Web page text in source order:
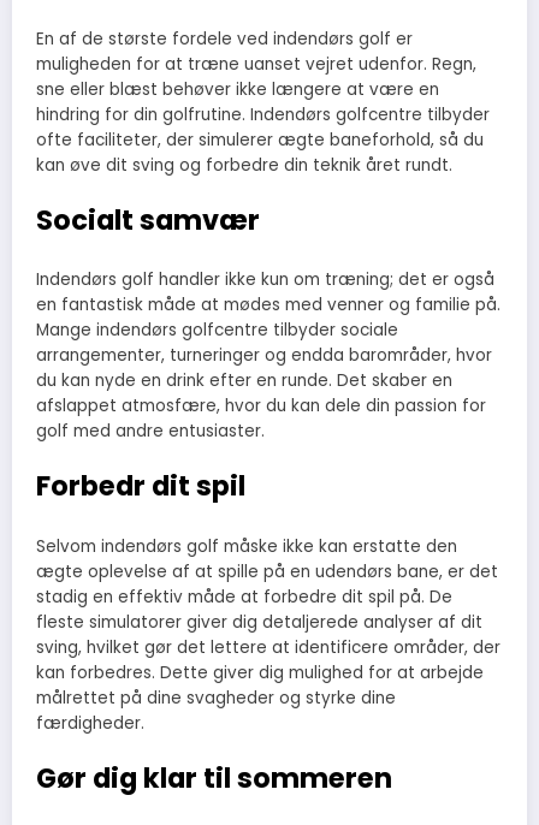
En af de største fordele ved indendørs golf er
muligheden for at træne uanset vejret udenfor. Regn,
sne eller blæst behøver ikke længere at være en
hindring for din golfrutine. Indendørs golfcentre tilbyder
ofte faciliteter, der simulerer ægte baneforhold, så du
kan øve dit sving og forbedre din teknik året rundt.
Socialt samvær
Indendørs golf handler ikke kun om træning; det er også
en fantastisk måde at mødes med venner og familie på.
Mange indendørs golfcentre tilbyder sociale
arrangementer, turneringer og endda barområder, hvor
du kan nyde en drink efter en runde. Det skaber en
afslappet atmosfære, hvor du kan dele din passion for
golf med andre entusiaster.
Forbedr dit spil
Selvom indendørs golf måske ikke kan erstatte den
ægte oplevelse af at spille på en udendørs bane, er det
stadig en effektiv måde at forbedre dit spil på. De
fleste simulatorer giver dig detaljerede analyser af dit
sving, hvilket gør det lettere at identificere områder, der
kan forbedres. Dette giver dig mulighed for at arbejde
målrettet på dine svagheder og styrke dine
færdigheder.
Gør dig klar til sommeren